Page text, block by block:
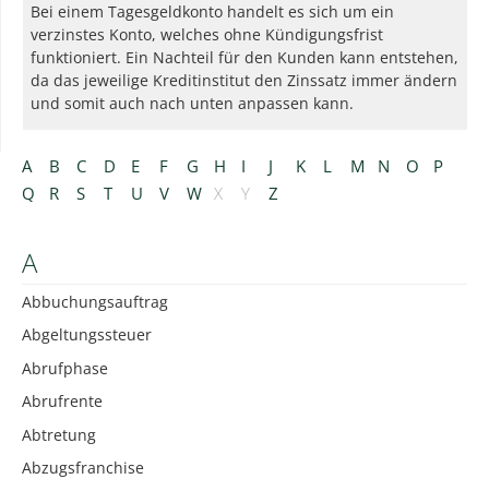
A B C D E F G H I J K L M N O
P
Q
R S T U V W X Y Z
A
Abbuchungsauftrag
Abgeltungssteuer
Abrufphase
Abrufrente
Abtretung
Abzugsfranchise
Bei einem Tagesgeldkonto handelt es sich um ein
verzinstes Konto, welches ohne Kündigungsfrist
funktioniert. Ein Nachteil für den Kunden kann entstehen,
da das jeweilige Kreditinstitut den Zinssatz immer ändern
und somit auch nach unten anpassen kann.